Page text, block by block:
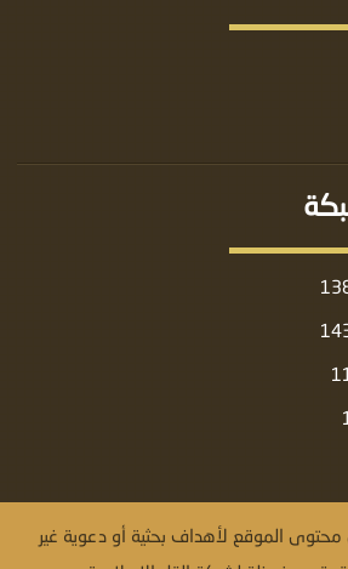
الموقع لأهداف بحثية أو دعوية غير